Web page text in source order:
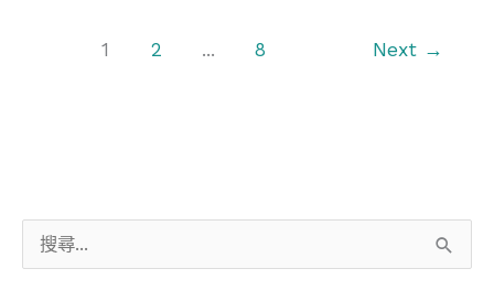
1 2 ... 8 Next →